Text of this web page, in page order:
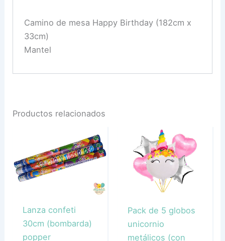
Camino de mesa Happy Birthday (182cm x
33cm)
Mantel
Productos relacionados
Lanza confeti
30cm (bombarda)
popper
Pack de 5 globos
unicornio
metálicos (con